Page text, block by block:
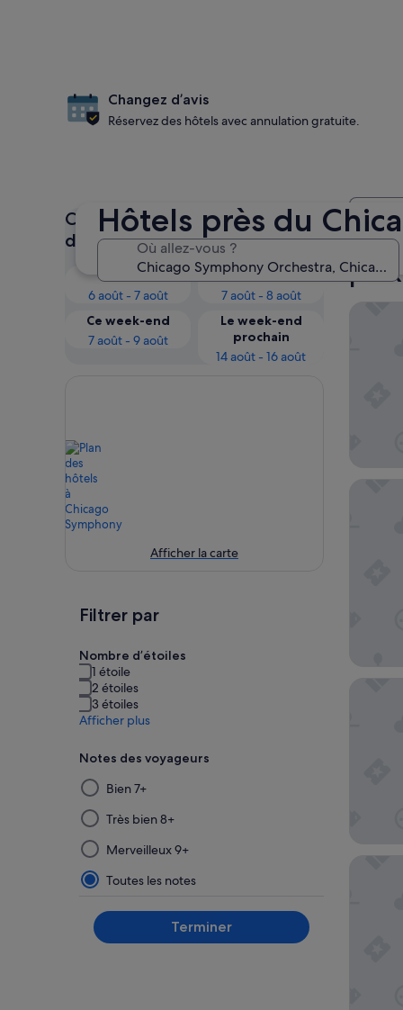
Hôtels près du
Où allez-vous ?
Changez d’avis
Réservez des hôtels avec annulation gratuite.
Consultez les prix pour ces
dates
Ce soir
6 août - 7 août
Demain
7 août - 8 août
Ce week-end
7 août - 9 août
Le week-end
prochain
14 août - 16 août
Afficher la carte
Filtrer par
Nombre d’étoiles
1 étoile
2 étoiles
3 étoiles
Afficher plus
Notes des voyageurs
La
sélection
puis
l’application
d’un
filtre
dans
groupe
Bien 7+
Très bien 8+
Merveilleux 9+
Toutes les notes
Terminer
The